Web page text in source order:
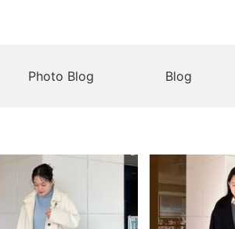
Photo Blog Blog